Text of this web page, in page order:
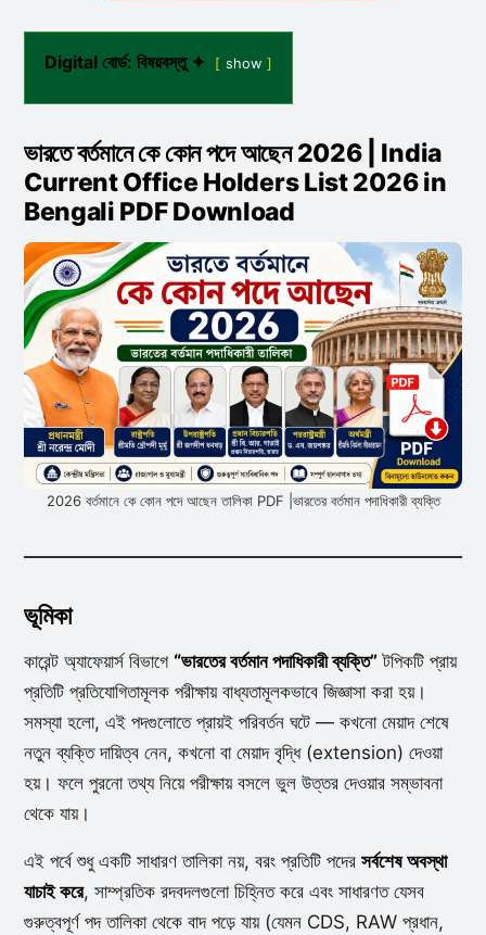
Digital বোর্ড: বিষয়বস্তু ✦ show
ভারতে বর্তমানে কে কোন পদে আছেন 2026 | India
CurrentOffice Holders List 2026 in
Bengali PDF Download
2026 বর্তমানে কে কোন পদে আছেন তালিকা PDF |ভারতের বর্তমান পদাধিকারী ব্যক্তি
ভূমিকা
কারেন্ট অ্যাফেয়ার্স বিভাগে “ভারতের বর্তমান পদাধিকারী ব্যক্তি”টপিকটি প্রায়
প্রতিটি প্রতিযোগিতামূলক পরীক্ষায় বাধ্যতামূলকভাবে জিজ্ঞাসা করা হয়।
সমস্যা হলো, এই পদগুলোতে প্রায়ই পরিবর্তন ঘটে — কখনো মেয়াদ শেষে
নতুন ব্যক্তি দায়িত্ব নেন, কখনো বা মেয়াদ বৃদ্ধি (extension) দেওয়া
হয়। ফলে পুরনো তথ্য নিয়ে পরীক্ষায় বসলে ভুল উত্তর দেওয়ার সম্ভাবনা
থেকে যায়।
এই পর্বে শুধু একটি সাধারণ তালিকা নয়, বরং প্রতিটি পদের সর্বশেষ অবস্থা
যাচাই করে, সাম্প্রতিক রদবদলগুলো চিহ্নিত করে এবং সাধারণত যেসব
গুরুত্বপূর্ণ পদ তালিকা থেকে বাদ পড়ে যায় (যেমন CDS, RAW প্রধান,